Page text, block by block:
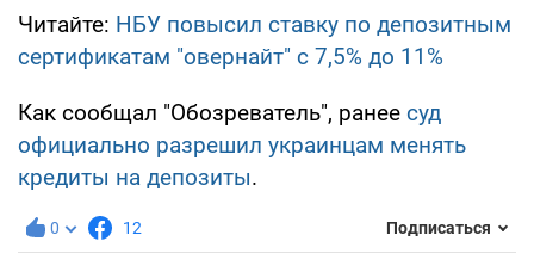
Читайте: НБУ повысил ставку по депозитным
сертификатам "овернайт" с 7,5% до 11%
Как сообщал "Обозреватель", ранее суд
официально разрешил украинцам менять
кредиты на депозиты.
0 12 Подписаться